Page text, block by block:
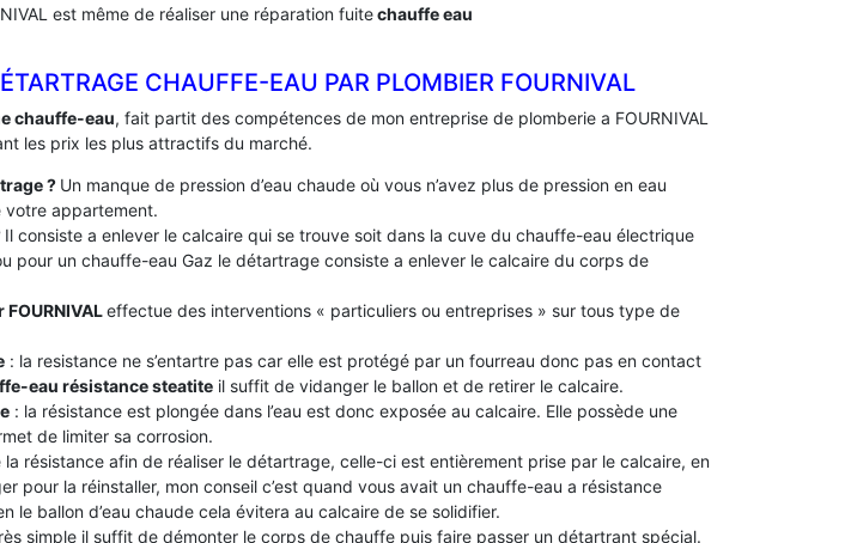
est même de réaliser une réparation fuitechauffe eau
CHAUFFE-EAU PAR PLOMBIER FOURNIVAL
chauffe-eau, fait partit des compétences de mon entreprise de plomberie a FOURNIVAL
les prix les plus attractifs du marché.
? Un manque de pression d’eau chaude où vous n’avez plus de pression en eau
votre appartement.
Il consiste a enlever le calcaire qui se trouve soit dans la cuve du chauffe-eau électrique
pour un chauffe-eau Gaz le détartrage consiste a enlever le calcaire du corps de
effectue des interventions « particuliers ou entreprises » sur tous type de
: la resistance ne s’entartre pas car elle est protégé par un fourreau donc pas en contact
eau résistance steatiteil suffit de vidanger le ballon et de retirer le calcaire.
: la résistance est plongée dans l’eau est donc exposée au calcaire. Elle possède une
de limiter sa corrosion.
résistance afin de réaliser le détartrage, celle-ci est entièrement prise par le calcaire, en
pour la réinstaller, mon conseil c’est quand vous avait un chauffe-eau a résistance
le ballon d’eau chaude cela évitera au calcaire de se solidifier.
simple il suffit de démonter le corps de chauffe puis faire passer un détartrant spécial.